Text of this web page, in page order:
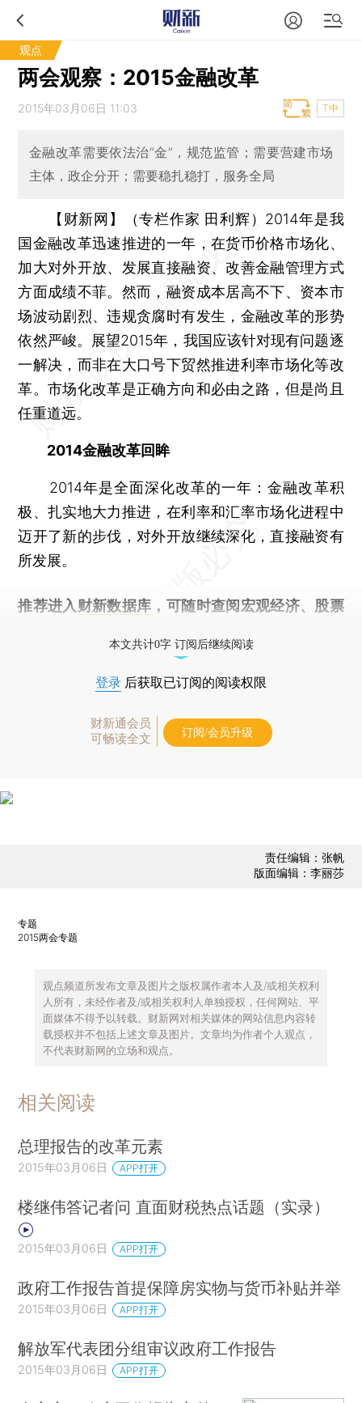
观点
两会观察：2015金融改革
2015年03月06日 11:03 T中
金融改革需要依法治“金”，规范监管；需要营建市场
主体，政企分开；需要稳扎稳打，服务全局
【财新网】（专栏作家 田利辉） 2014年是我
国金融改革迅速推进的一年，在货币价格市场化、
加大对外开放、发展直接融资、改善金融管理方式
方面成绩不菲。然而，融资成本居高不下、资本市
场波动剧烈、违规贪腐时有发生，金融改革的形势
依然严峻。展望2015年，我国应该针对现有问题逐
一解决，而非在大口号下贸然推进利率市场化等改
革。市场化改革是正确方向和必由之路，但是尚且
任重道远。
2014金融改革回眸
2014年是全面深化改革的一年：金融改革积
极、扎实地大力推进，在利率和汇率市场化进程中
迈开了新的步伐，对外开放继续深化，直接融资有
所发展。
推荐进入 财新数据库 ，可随时查阅宏观经济、股票
本文共计0字 订阅后继续阅读
登录 后获取已订阅的阅读权限
财新通会员
可畅读全文
订阅/会员升级
责任编辑：张帆
版面编辑：李丽莎
专题
2015两会专题
观点频道所发布文章及图片之版权属作者本人及/或相关权利
人所有，未经作者及/或相关权利人单独授权，任何网站、平
面媒体不得予以转载。财新网对相关媒体的网站信息内容转
载授权并不包括上述文章及图片。文章均为作者个人观点，
不代表财新网的立场和观点。
相关阅读
总理报告的改革元素
2015年03月06日 APP打开
楼继伟答记者问 直面财税热点话题（实录）
2015年03月06日 APP打开
政府工作报告首提保障房实物与货币补贴并举
2015年03月06日 APP打开
解放军代表团分组审议政府工作报告
2015年03月06日 APP打开